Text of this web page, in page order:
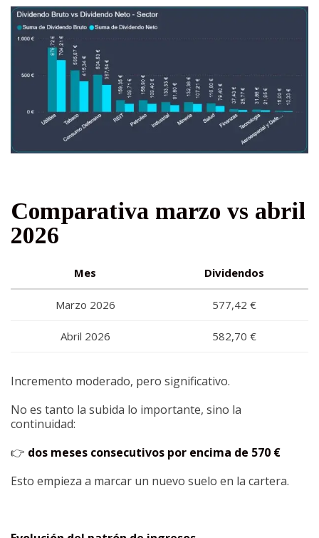
Comparativa marzo vs abril
2026
Mes Dividendos
Marzo 2026 577,42 €
Abril 2026 582,70 €
Incremento moderado, pero significativo.
No es tanto la subida lo importante, sino la
continuidad:
👉 dos meses consecutivos por encima de 570 €
Esto empieza a marcar un nuevo suelo en la cartera.